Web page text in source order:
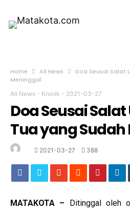
Home All News
Doa Seusai Salat
Meninggal
All News - Kronik - 2021-03-27
Doa Seusai
Tua yang
2021-03-27 388
MATAKOTA – Ditinggal oleh